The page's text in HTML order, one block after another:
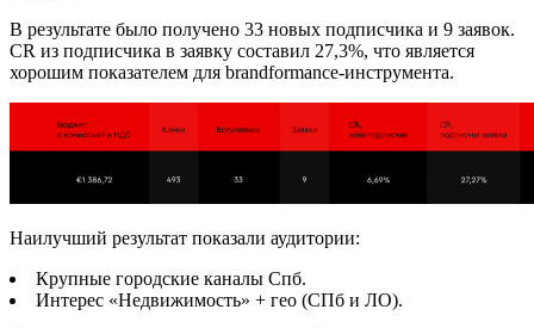
В результате было получено 33 новых подписчика и 9 заявок.
CR из подписчика в заявку составил 27,3%, что является
хорошим показателем для brandformance-инструмента.
Наилучший результат показали аудитории:
Крупные городские каналы Спб.
Интерес «Недвижимость» + гео (СПб и ЛО).